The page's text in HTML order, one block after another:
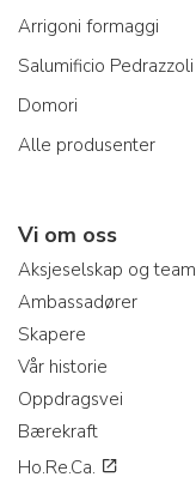
Arrigoni formaggi
Salumificio Pedrazzoli
Domori
Alle produsenter
Vi om oss
Aksjeselskap og team
Ambassadører
Skapere
Vår historie
Oppdragsvei
Bærekraft
Ho.Re.Ca.